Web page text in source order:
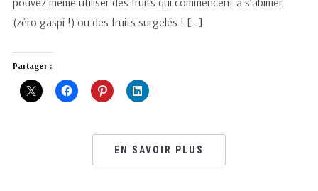
(zéro gaspi !) ou des fruits surgelés ! […]
Partager :
EN SAVOIR PLUS